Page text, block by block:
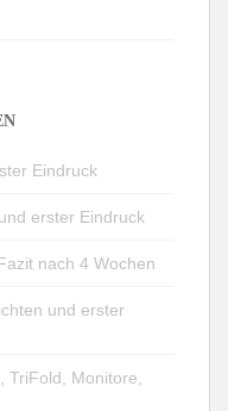
Eindruck
erster Eindruck
nach 4 Wochen
und erster
TriFold, Monitore,